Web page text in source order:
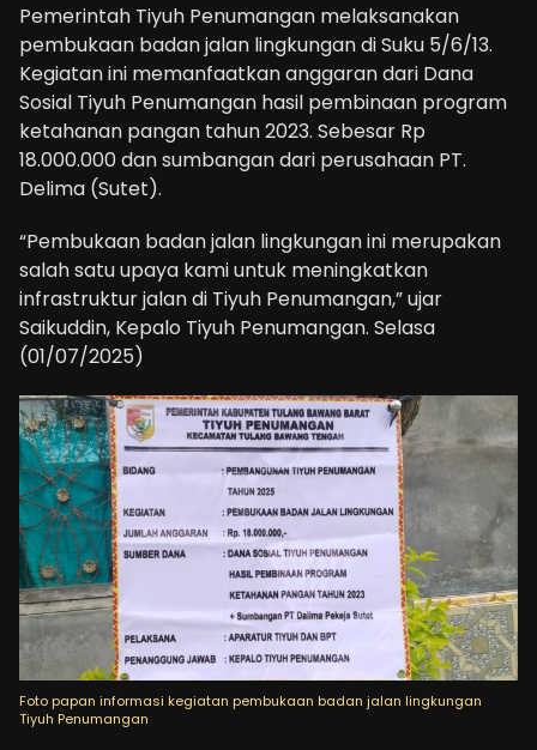
Pemerintah Tiyuh Penumangan melaksanakan
pembukaan badan jalan lingkungan di Suku 5/6/13.
Kegiatan ini memanfaatkan anggaran dari Dana
Sosial Tiyuh Penumangan hasil pembinaan program
ketahanan pangan tahun 2023. Sebesar Rp
18.000.000 dan sumbangan dari perusahaan PT.
Delima (Sutet).
“Pembukaan badan jalan lingkungan ini merupakan
salah satu upaya kami untuk meningkatkan
infrastruktur jalan di Tiyuh Penumangan,” ujar
Saikuddin, Kepalo Tiyuh Penumangan. Selasa
(01/07/2025)
Foto papan informasi kegiatan pembukaan badan jalan lingkungan
Tiyuh Penumangan